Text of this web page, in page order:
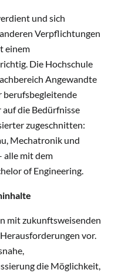
und sich
Verpflichtungen
einem
Die Hochschule
Angewandte
berufsbegleitende
die Bedürfnisse
zugeschnitten:
Mechatronik und
alle mit dem
of Engineering.
mit zukunftsweisenden
vor.
die Möglichkeit,